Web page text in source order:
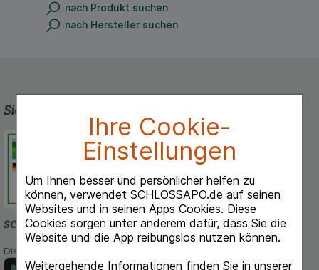
Ihre Cookie-
Einstellungen
Um Ihnen besser und persönlicher helfen zu
können, verwendet SCHLOSSAPO.de auf seinen
Websites und in seinen Apps Cookies. Diese
Cookies sorgen unter anderem dafür, dass Sie die
Website und die App reibungslos nutzen können.
Weitergehende Informationen finden Sie in unserer
nach Produkt suchen
nach Hersteller suchen
Sicherheit und Qualität
Schlossapo.de ist registriert beim
Deutschen Institut für Medizinische
Dokumentation und Information.
schlossapo.de-App
Die App von schlossapo.de jetzt mit E-Rezept-Scanner